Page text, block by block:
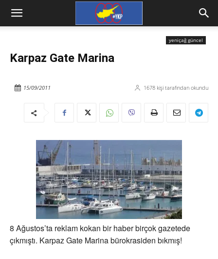
yeniçağ güncel
Karpaz Gate Marina
1678 kişi tarafından okundu
15/09/2011
8 Ağustos’ta reklam kokan bir haber birçok gazetede
çıkmıştı. Karpaz Gate Marina bürokrasiden bıkmış!